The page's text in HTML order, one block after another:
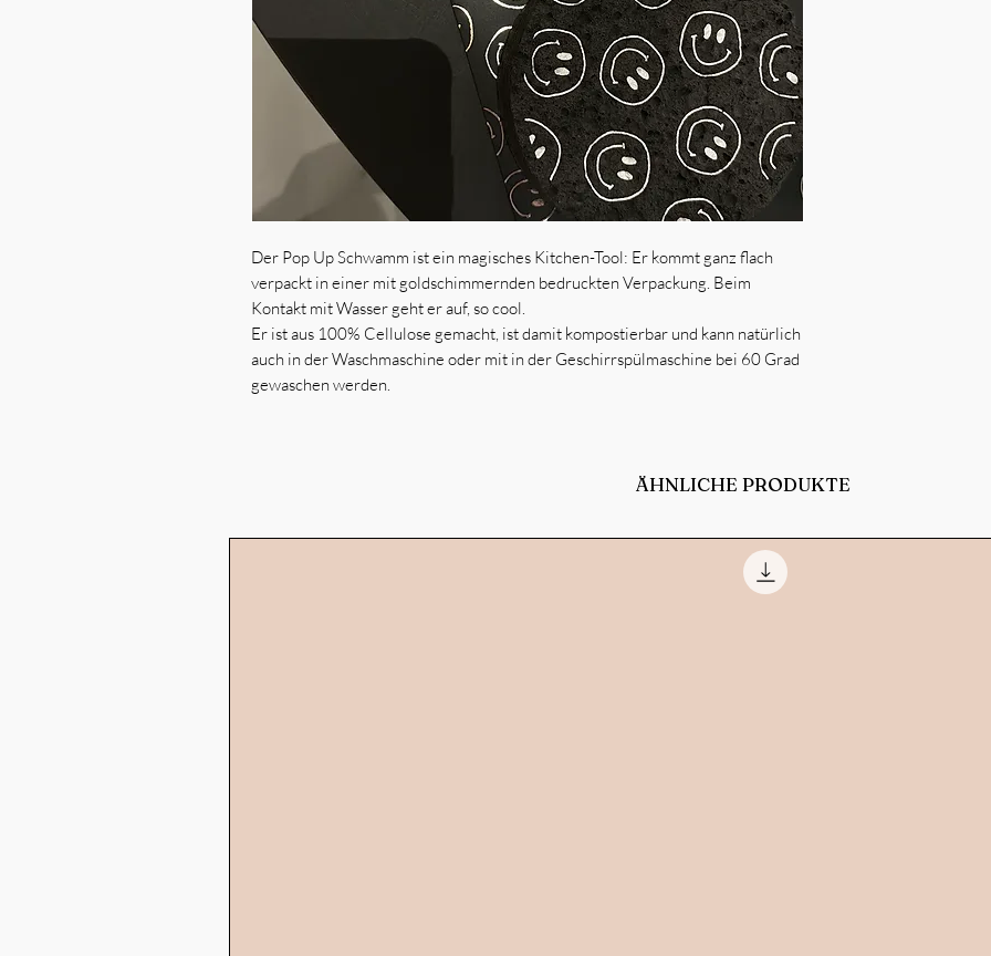
Der Pop Up Schwamm ist ein magisches Kitchen-Tool: Er kommt ganz flach
verpackt in einer mit goldschimmernden bedruckten Verpackung. Beim
Kontakt mit Wasser geht er auf, so cool.
Er ist aus 100% Cellulose gemacht, ist damit kompostierbar und kann natürlich
auch in der Waschmaschine oder mit in der Geschirrspülmaschine bei 60 Grad
gewaschen werden.
ÄHNLICHE PRODUKTE